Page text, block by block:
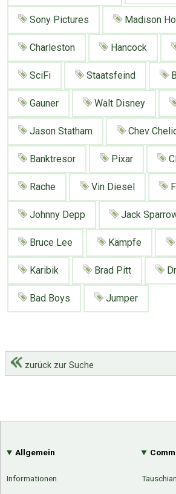
Sony Pictures Madison
Charleston Hancock
SciFi Staatsfeind
Gauner Walt Disney
Jason Statham Chev
Banktresor Pixar
Rache Vin Diesel
Johnny Depp Jack
Bruce Lee Kämpfe
Karibik Brad Pitt
Bad Boys Jumper
zurück zur Suche
Allgemein
Informationen